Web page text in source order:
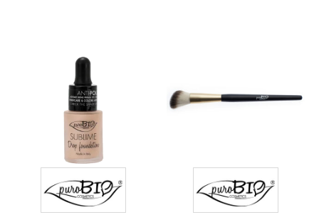
€9,90